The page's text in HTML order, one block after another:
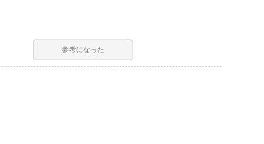
参考になった